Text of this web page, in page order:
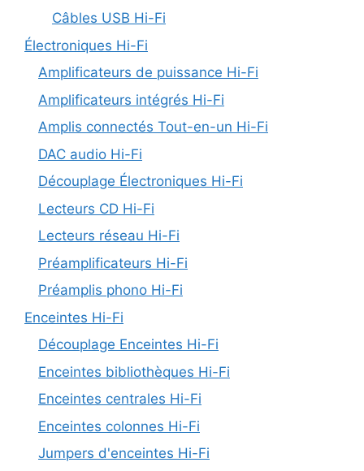
Câbles USB Hi-Fi
Électroniques Hi-Fi
Amplificateurs de puissance Hi-Fi
Amplificateurs intégrés Hi-Fi
Amplis connectés Tout-en-un Hi-Fi
DAC audio Hi-Fi
Découplage Électroniques Hi-Fi
Lecteurs CD Hi-Fi
Lecteurs réseau Hi-Fi
Préamplificateurs Hi-Fi
Préamplis phono Hi-Fi
Enceintes Hi-Fi
Découplage Enceintes Hi-Fi
Enceintes bibliothèques Hi-Fi
Enceintes centrales Hi-Fi
Enceintes colonnes Hi-Fi
Jumpers d'enceintes Hi-Fi